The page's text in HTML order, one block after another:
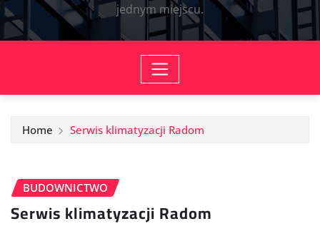
jednym miejscu.
Home Serwis klimatyzacji Radom
BUDOWNICTWO
Serwis klimatyzacji Radom